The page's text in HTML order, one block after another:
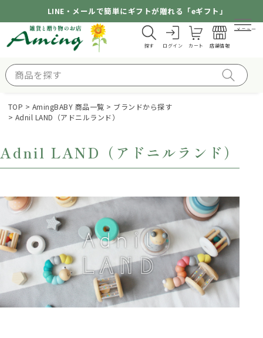
LINE・メールで簡単にギフトが贈れる「eギフト」
探す ログイン カート 店舗情報
メニュー
TOP AmingBABY 商品一覧
ブランドから探す
Adnil LAND（アドニルランド）
Adnil LAND（アドニルランド）